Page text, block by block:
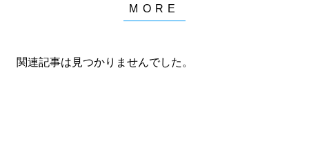
関連記事は見つかりませんでした。